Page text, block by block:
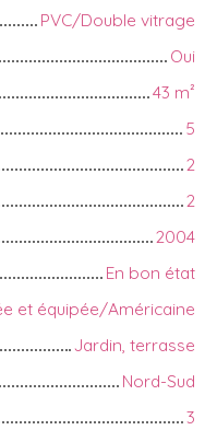
PVC/Double vitrage
Oui
43 m²
5
2
2
2004
En bon état
et équipée/Américaine
Jardin, terrasse
Nord-Sud
3